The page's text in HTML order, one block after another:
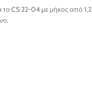
το CS 22-04 με μήκος από 1,2